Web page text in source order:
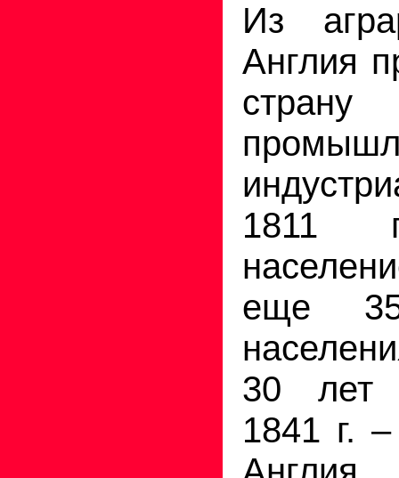
Из
Англия
страну
1811
еще
30 лет
1841 г.